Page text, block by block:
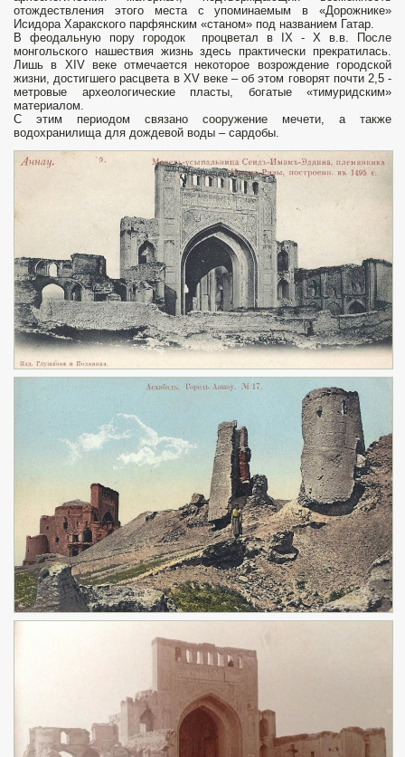
отождествления этого места с упоминаемым в «Дорожнике»
Исидора Харакского парфянским «станом» под названием Гатар.
В феодальную пору городок процветал в IX - X в.в. После
монгольского нашествия жизнь здесь практически прекратилась.
Лишь в XIV веке отмечается некоторое возрождение городской
жизни, достигшего расцвета в XV веке – об этом говорят почти 2,5 -
метровые археологические пласты, богатые «тимуридским»
материалом.
С этим периодом связано сооружение мечети, а также
водохранилища для дождевой воды – сардобы.